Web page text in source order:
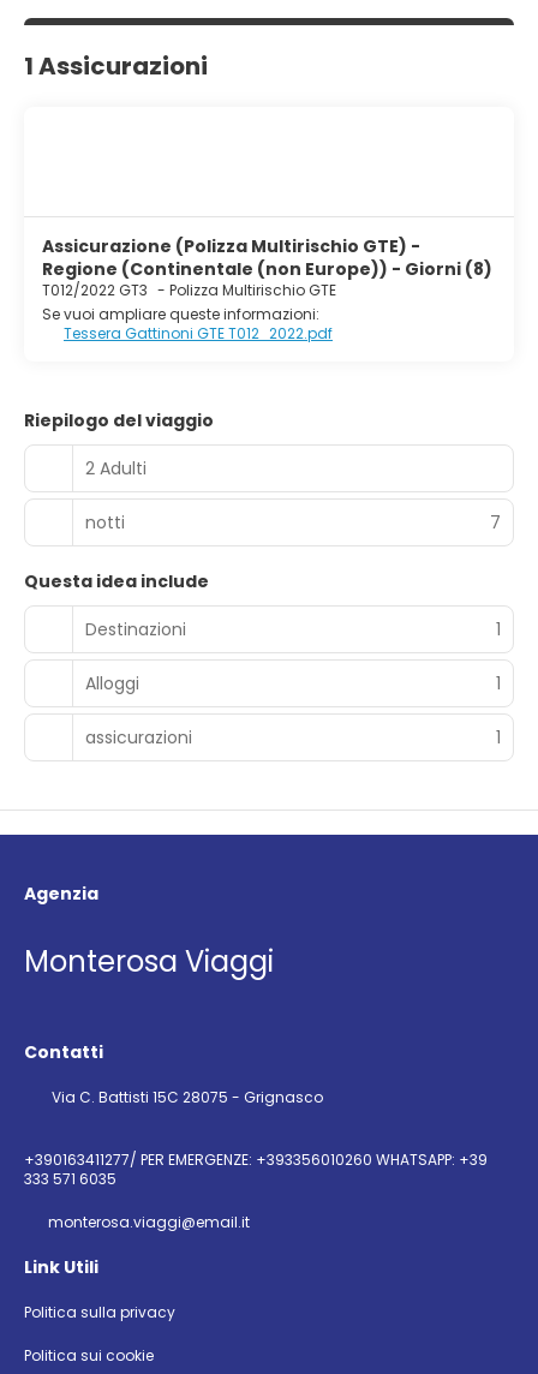
1 Assicurazioni
Assicurazione (Polizza Multirischio GTE) -
Regione (Continentale (non Europe)) - Giorni (8)
T012/2022 GT3 - Polizza Multirischio GTE
Se vuoi ampliare queste informazioni:
Tessera Gattinoni GTE T012_2022.pdf
Riepilogo del viaggio
2 Adulti
notti 7
Questa idea include
Destinazioni
1
Alloggi 1
assicurazioni 1
Agenzia
Monterosa Viaggi
Contatti
Via C. Battisti 15C 28075 - Grignasco
+390163411277/ PER EMERGENZE: +393356010260 WHATSAPP: +39
333 571 6035
monterosa.viaggi@email.it
Link Utili
Politica sulla privacy
Politica sui cookie